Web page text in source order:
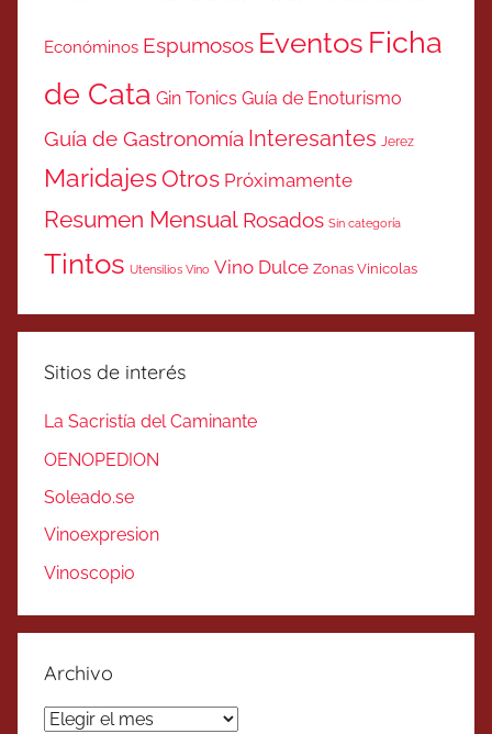
Económinos Espumosos Eventos Ficha
de Cata Gin Tonics Guía de Enoturismo
Guía de Gastronomía Interesantes Jerez
MaridajesOtros Próximamente
Resumen Mensual Rosados Sin categoría
Tintos Utensilios Vino Vino Dulce Zonas Vinicolas
Sitios de interés
La Sacristía del Caminante
OENOPEDION
Soleado.se
Vinoexpresion
Vinoscopio
Archivo
Archivo